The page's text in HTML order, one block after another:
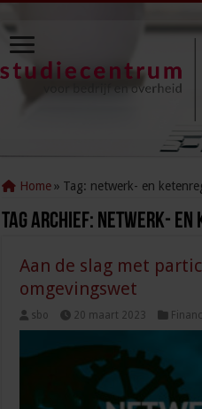
Home » Tag: netwerk- en
Tag Archief: netwerk- en
Aan de slag met
omgevingswet
sbo 20 maart 2023